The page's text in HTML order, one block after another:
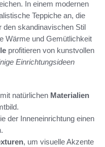
In einem modernen
Teppiche an, die
den skandinavischen Stil
Wärme und Gemütlichkeit
profitieren von kunstvollen
Einrichtungsideen
natürlichen Materialien
der Inneneinrichtung einen
, um visuelle Akzente